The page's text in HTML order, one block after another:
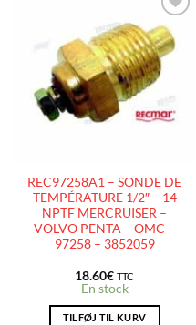
AJOUTER
À LA
LISTE
D’ENVIES
REC97258A1 – SONDE DE
TEMPÉRATURE 1/2″ – 14
NPTF MERCRUISER –
VOLVO PENTA – OMC –
97258 – 3852059
18.60€ TTC
En stock
TILFØJ TIL KURV